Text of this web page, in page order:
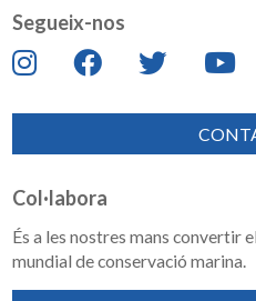
Segueix-nos
Col·labora
És a les nostres mans convertir
mundial de conservació marina.